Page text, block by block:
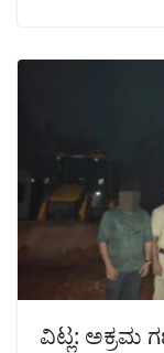
ವಿಟ್ಲ: ಅಕ್ರಮ